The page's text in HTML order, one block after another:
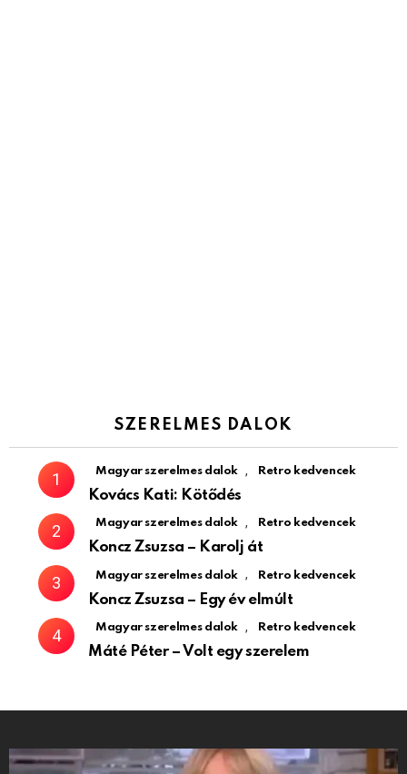
SZERELMES DALOK
Magyar szerelmes dalok , Retro kedvencek
Kovács Kati: Kötődés
Magyar szerelmes dalok , Retro kedvencek
Koncz Zsuzsa – Karolj át
Magyar szerelmes dalok , Retro kedvencek
Koncz Zsuzsa – Egy év elmúlt
Magyar szerelmes dalok , Retro kedvencek
Máté Péter – Volt egy szerelem